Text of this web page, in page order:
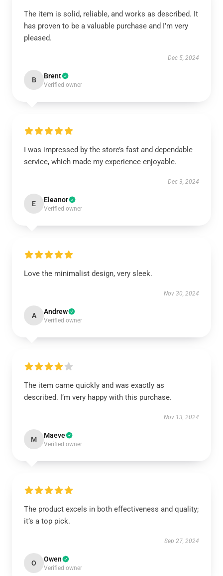
The item is solid, reliable, and works as described. It
has proven to be a valuable purchase and I’m very
pleased.
Dec 5, 2024
B Brent
Verified owner
I was impressed by the store’s fast and dependable
service, which made my experience enjoyable.
Dec 3, 2024
E Eleanor
Verified owner
Love the minimalist design, very sleek.
Nov 30, 2024
A Andrew
Verified owner
The item came quickly and was exactly as
described. I’m very happy with this purchase.
Nov 13, 2024
M Maeve
Verified owner
The product excels in both effectiveness and quality;
it’s a top pick.
Sep 27, 2024
O Owen
Verified owner